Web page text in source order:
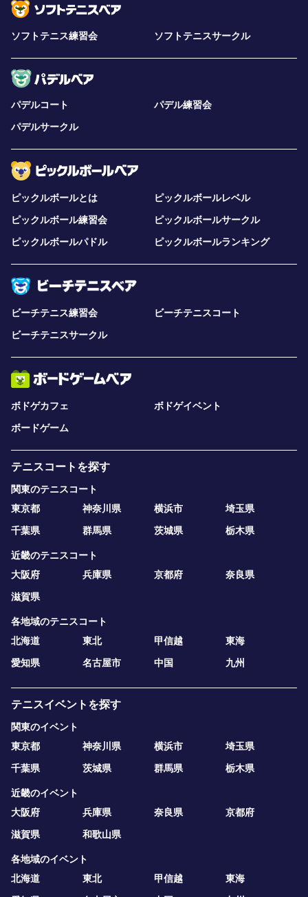
ソフトテニス練習会 ソフトテニスサークル
パデルコート
パデル練習会
パデルサークル
ピックルボールとは
ピックルボールレベル
ピックルボール練習会
ピックルボールサークル
ピックルボールパドル
ピックルボールランキング
ビーチテニス練習会
ビーチテニスコート
ビーチテニスサークル
ボドゲカフェ
ボドゲイベント
ボードゲーム
テニスコートを探す
関東のテニスコート
東京都
神奈川県 横浜市
埼玉県
千葉県
群馬県 茨城県 栃木県
近畿のテニスコート
大阪府
兵庫県 京都府
奈良県
滋賀県
各地域のテニスコート
北海道
東北 甲信越
東海
愛知県
名古屋市 中国 九州
テニスイベントを探す
関東のイベント
東京都
神奈川県 横浜市
埼玉県
千葉県
茨城県 群馬県 栃木県
近畿のイベント
大阪府
兵庫県 奈良県
京都府
滋賀県
和歌山県
各地域のイベント
北海道
東北 甲信越
東海